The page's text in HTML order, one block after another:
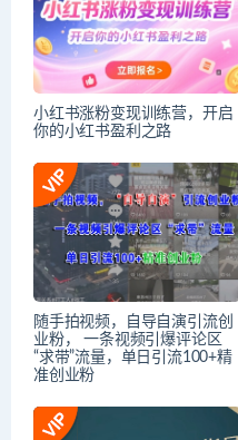
小红书涨粉变现训练营，开启
你的小红书盈利之路
随手拍视频，自导自演引流创
业粉， 一条视频引爆评论区
“求带”流量，单日引流100+精
准创业粉